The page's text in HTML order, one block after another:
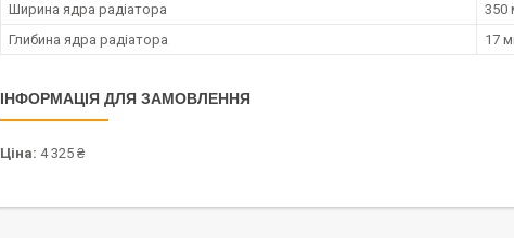
Ширина ядра радіатора
350
Глибина ядра радіатора
17
ІНФОРМАЦІЯ ДЛЯ ЗАМОВЛЕННЯ
Ціна: 4 325 ₴